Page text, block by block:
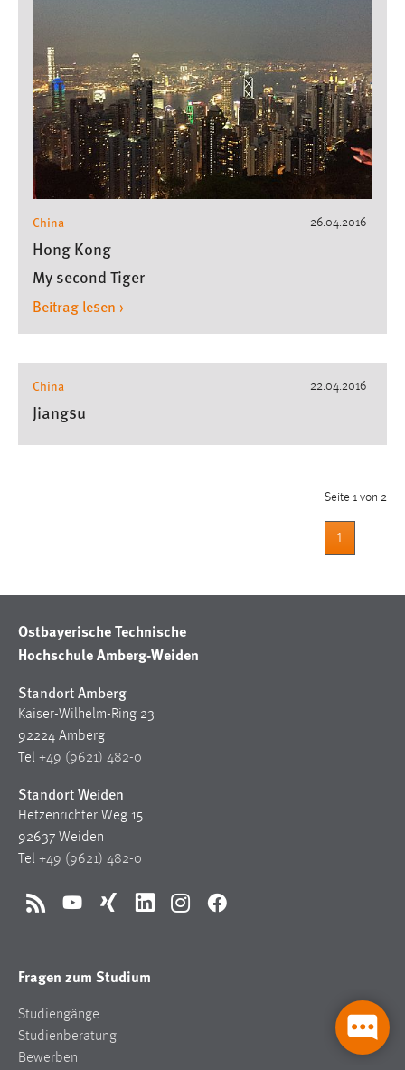
26.04.2016
China
Hong Kong
My second Tiger
Beitrag lesen ›
22.04.2016
China
Jiangsu
Seite 1 von 2
1
Ostbayerische Technische
Hochschule Amberg-Weiden
Standort Amberg
Kaiser-Wilhelm-Ring 23
92224 Amberg
Tel +49 (9621) 482-0
Standort Weiden
Hetzenrichter Weg 15
92637 Weiden
Tel +49 (9621) 482-0
RSS YouTubeXing LinkedInInstagramFacebook
Fragen zum Studium
Studiengänge
Studienberatung
Bewerben